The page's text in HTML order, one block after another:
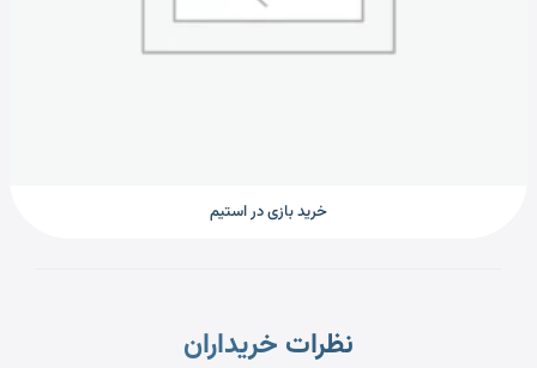
خرید بازی در استیم
نظرات خریداران